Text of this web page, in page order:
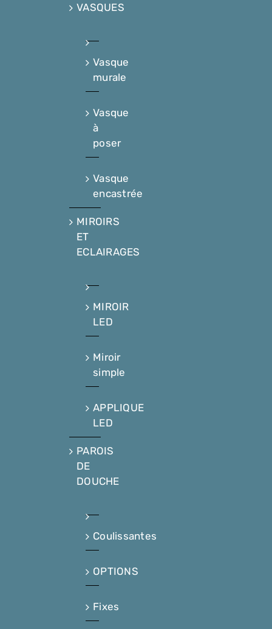
VASQUES
Vasque
murale
Vasque
à
poser
Vasque
encastrée
MIROIRS
ET
ECLAIRAGES
MIROIR
LED
Miroir
simple
APPLIQUE
LED
PAROIS
DE
DOUCHE
Coulissantes
OPTIONS
Fixes